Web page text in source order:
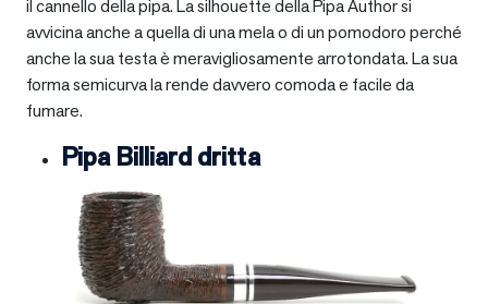
il cannello della pipa. La silhouette della Pipa Author si
avvicina anche a quella di una mela o di un pomodoro perché
anche la sua testa è meravigliosamente arrotondata. La sua
forma semicurva la rende davvero comoda e facile da
fumare.
Pipa Billiard dritta